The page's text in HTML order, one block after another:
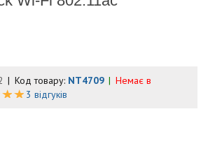
Код товару: NT4709
Немає в
3 відгуків